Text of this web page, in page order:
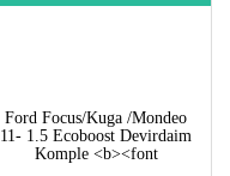
Ford Focus/Kuga /Mondeo
11- 1.5 Ecoboost Devirdaim
Komple <b><font